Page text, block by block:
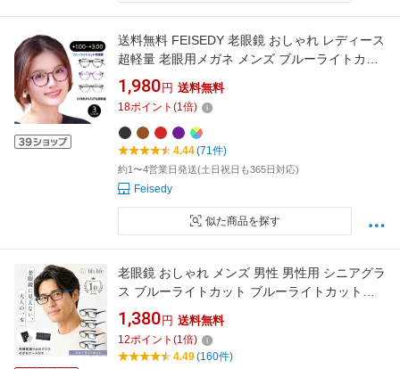
送料無料 FEISEDY 老眼鏡 おしゃれ レディース
超軽量 老眼用メガネ メンズ ブルーライトカッ
ト 丸型フレーム眼鏡 リーディンググラス TR90
B1299
1,980 円 送料無料
18ポイント (1倍)
4.44(71件)
約1〜4営業日発送(土日祝日も365日対応)
Feisedy
似た商品を探す
老眼鏡 おしゃれ メンズ 男性 男性用 シニアグラ
ス ブルーライトカット ブルーライトカットメ
ガネ コンパクト ピントグラス リーディンググ
ラス PCメガネ PC眼鏡 老眼 軽量 眼鏡 ブルーラ
イト 度入り 1.0 1.5 2.0 2.5 3.0 3.5 4.0
1,380 円 送料無料
12ポイント (1倍)
4.49(160件)